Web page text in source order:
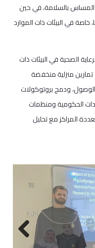
المساس بالسلامة، في حين
خاصة في البيئات ذات الموارد
الصحية في البيئات ذات
تمارين منزلية منخفضة
ودمج بروتوكولات
الحكومية ومنظمات
المراكز مع تحليل